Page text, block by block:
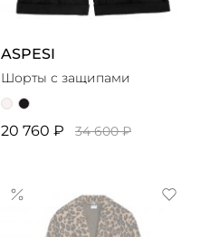
ASPESI
Шорты с защипами
20 760 ₽ 34 600 ₽